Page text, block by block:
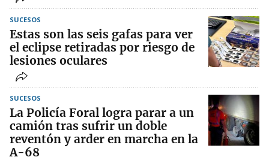
SUCESOS
Estas son las seis gafas para ver
el eclipse retiradas por riesgo de
lesiones oculares
SUCESOS
La Policía Foral logra parar a un
camión tras sufrir un doble
reventón y arder en marcha en la
A-68